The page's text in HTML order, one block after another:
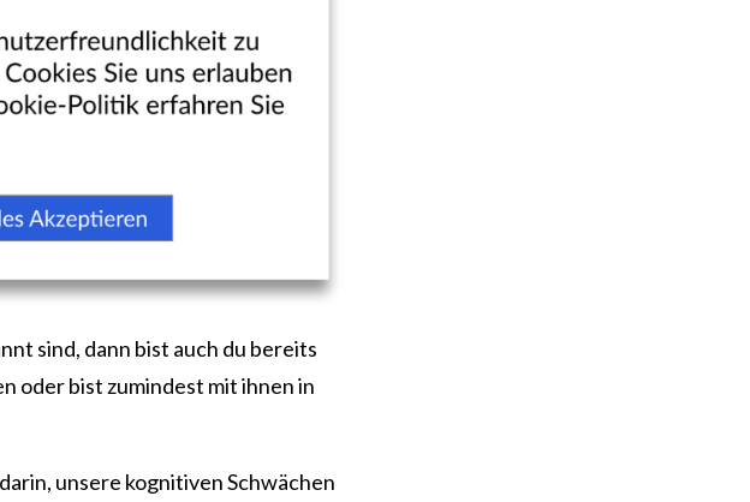
sind, dann bist auch du bereits
oder bist zumindest mit ihnen in
unsere kognitiven Schwächen